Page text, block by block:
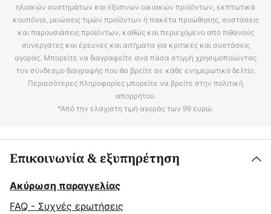
ηλιακών συστημάτων και έξυπνων οικιακών προϊόντων, εκπτωτικά
κουπόνια, μειώσεις τιμών προϊόντων ή πακέτα προώθησης, συστάσεις
και παρουσιάσεις προϊόντων, καθώς και περιεχόμενο από πιθανούς
συνεργάτες και έρευνες και αιτήματα για κριτικές και συστάσεις
αγοράς. Μπορείτε να διαγραφείτε ανά πάσα στιγμή χρησιμοποιώντας
τον σύνδεσμο διαγραφής που θα βρείτε σε κάθε ενημερωτικό δελτίο.
Περισσότερες πληροφορίες μπορείτε να βρείτε στην πολιτική
απορρήτου.
*Από την ελάχιστη τιμή αγοράς των 99 ευρώ.
Επικοινωνία & εξυπηρέτηση
Ακύρωση παραγγελίας
FAQ - Συχνές ερωτήσεις